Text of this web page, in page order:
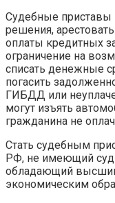
Судебные приставы
решения,
оплаты кредитных
ограничение на
списать денежные
погасить
ГИБДД или
могут изъять
гражданина не
Стать судебным
РФ, не имеющий
обладающий
экономическим